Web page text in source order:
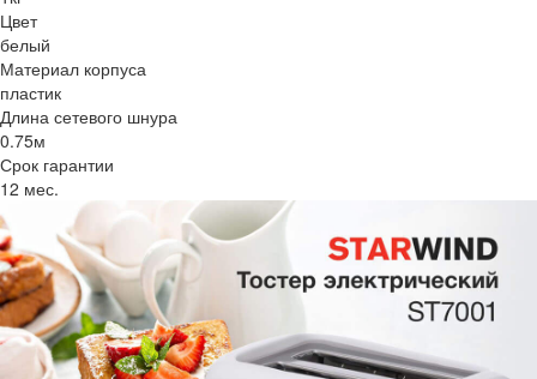
Цвет
белый
Материал корпуса
пластик
Длина сетевого шнура
0.75м
Срок гарантии
12 мес.